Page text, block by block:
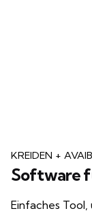
KREIDEN +
Software
Einfaches